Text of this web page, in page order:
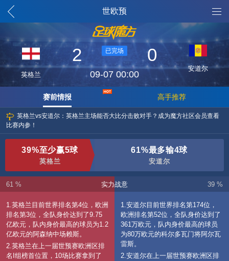
世欧预
英格兰
2 已完场 0
09-07 00:00
安道尔
赛前情报 高手推荐
英格兰vs安道尔：英格兰主场能否大比分击败对手？成为魔方社区会员查看
比赛内参！
39%至少赢5球
英格兰
61%最多输4球
安道尔
实力战意
61 %
1.英格兰目前世界排名第4位，欧洲
排名第3位，全队身价达到了9.75
亿欧元，队内身价最高的球员为1.2
亿欧元的阿森纳中场赖斯。
2.英格兰在上一届世预赛欧洲区排
名I组榜首位置，10场比赛拿到了
39 %
1.安道尔目前世界排名第174位，
欧洲排名第52位，全队身价达到了
361万欧元，队内身价最高的球员
为80万欧元的科尔多瓦门将阿尔瓦
雷斯。
2.安道尔在上一届世预赛欧洲区排